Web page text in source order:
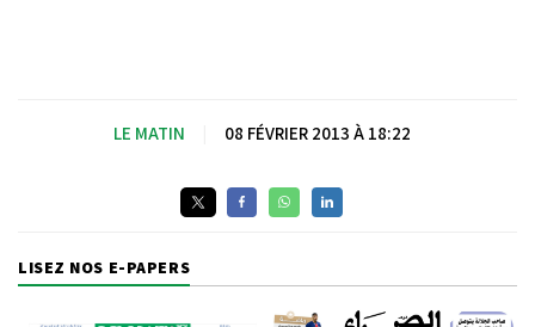
LE MATIN 08 FÉVRIER 2013 À 18:22
LISEZ NOS E-PAPERS